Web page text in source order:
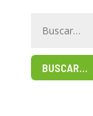
BUSCAR…